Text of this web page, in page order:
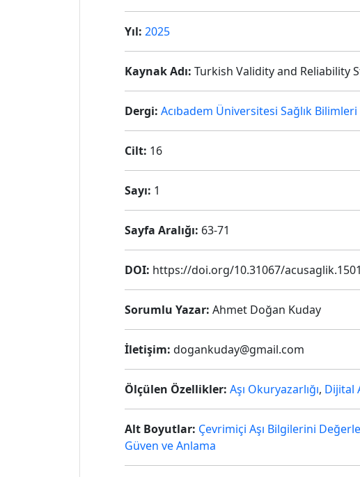
Yıl: 2025
Kaynak Adı: Turkish Validity and Reliability
Dergi: Acıbadem Üniversitesi Sağlık
Cilt: 16
Sayı: 1
Sayfa Aralığı: 63-71
DOI: https://doi.org/10.31067/
Sorumlu Yazar: Ahmet Doğan Kuday
İletişim: dogankuday@gmail.com
Ölçülen Özellikler: Aşı Okuryazarlığı, Dijital
Alt Boyutlar: Çevrimiçi Aşı Bilgilerini
Güven ve Anlama